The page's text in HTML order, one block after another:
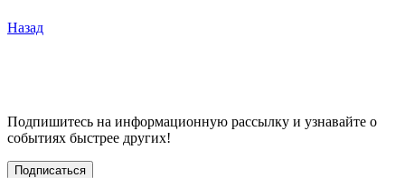
Назад
Подпишитесь на информационную рассылку и узнавайте о
событиях быстрее других!
Подписаться